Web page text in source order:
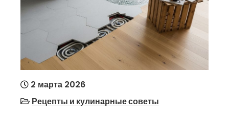
2 марта 2026
Рецепты и кулинарные советы